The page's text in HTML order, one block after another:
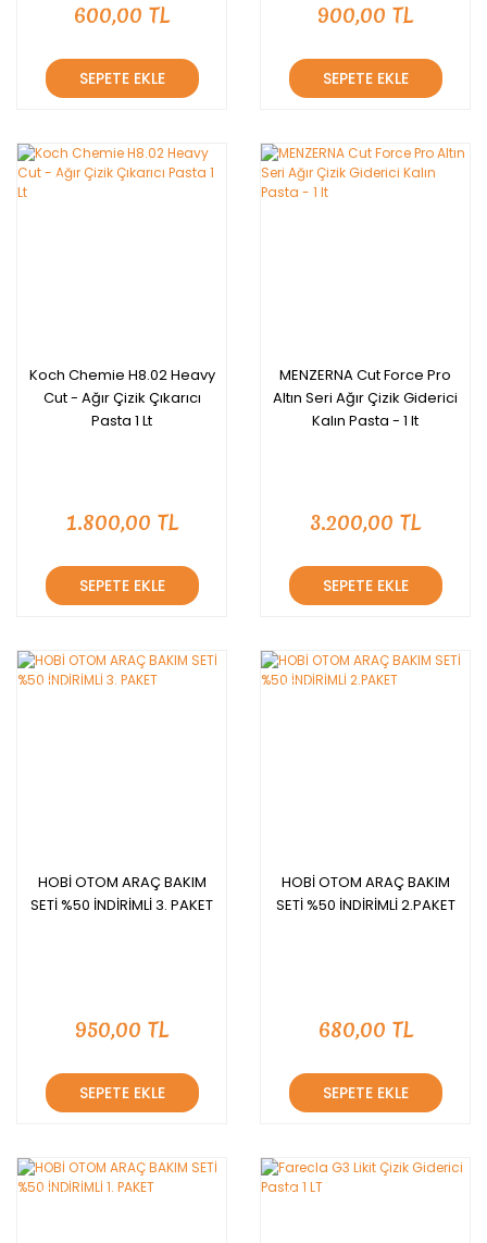
600,00 TL
SEPETE EKLE
900,00 TL
SEPETE EKLE
YENİ
Koch Chemie H8.02 Heavy
Cut - Ağır Çizik Çıkarıcı
Pasta 1 Lt
1.800,00 TL
SEPETE EKLE
MENZERNA Cut Force Pro
Altın Seri Ağır Çizik Giderici
Kalın Pasta - 1 lt
3.200,00 TL
SEPETE EKLE
YENİ
HOBİ OTOM ARAÇ BAKIM
SETİ %50 İNDİRİMLİ 3. PAKET
950,00 TL
SEPETE EKLE
YENİ
HOBİ OTOM ARAÇ BAKIM
SETİ %50 İNDİRİMLİ 2.PAKET
680,00 TL
SEPETE EKLE
YENİ YENİ